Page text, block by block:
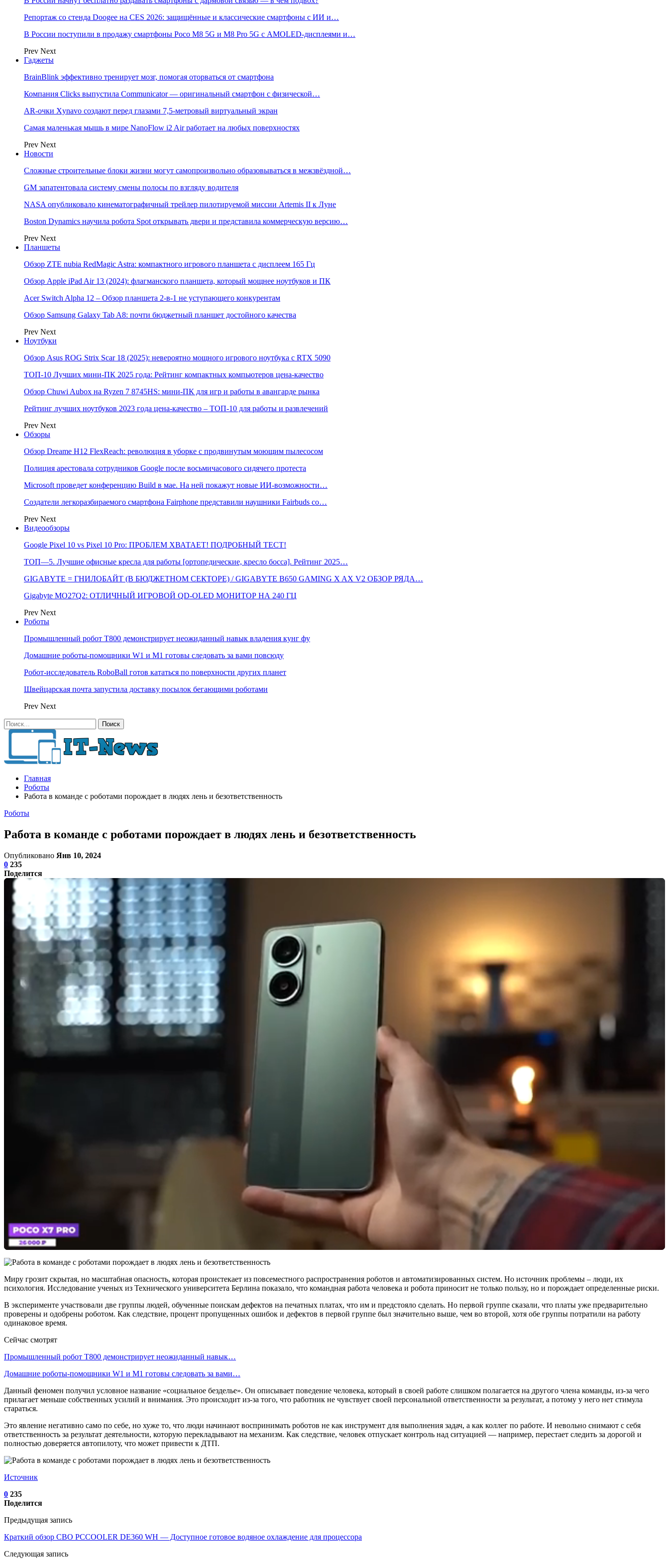
Репортаж со стенда Doogee на CES 2026: защищённые и классические смартфоны с ИИ и…
В России поступили в продажу смартфоны Poco M8 5G и M8 Pro 5G с AMOLED-дисплеями и…
Prev Next
Гаджеты
BrainBlink эффективно тренирует мозг, помогая оторваться от смартфона
Компания Clicks выпустила Communicator — оригинальный смартфон с физической…
AR-очки Xynavo создают перед глазами 7,5-метровый виртуальный экран
Самая маленькая мышь в мире NanoFlow i2 Air работает на любых поверхностях
Prev Next
Новости
Сложные строительные блоки жизни могут самопроизвольно образовываться в межзвёздной…
GM запатентовала систему смены полосы по взгляду водителя
NASA опубликовало кинематографичный трейлер пилотируемой миссии Artemis II к Луне
Boston Dynamics научила робота Spot открывать двери и представила коммерческую версию…
Prev Next
Планшеты
Обзор ZTE nubia RedMagic Astra: компактного игрового планшета с дисплеем 165 Гц
Обзор Apple iPad Air 13 (2024): флагманского планшета, который мощнее ноутбуков и ПК
Acer Switch Alpha 12 – Обзор планшета 2-в-1 не уступающего конкурентам
Обзор Samsung Galaxy Tab A8: почти бюджетный планшет достойного качества
Prev Next
Ноутбуки
Обзор Asus ROG Strix Scar 18 (2025): невероятно мощного игрового ноутбука с RTX 5090
ТОП-10 Лучших мини-ПК 2025 года: Рейтинг компактных компьютеров цена-качество
Обзор Chuwi Aubox на Ryzen 7 8745HS: мини-ПК для игр и работы в авангарде рынка
Рейтинг лучших ноутбуков 2023 года цена-качество – ТОП-10 для работы и развлечений
Prev Next
Обзоры
Обзор Dreame H12 FlexReach: революция в уборке с продвинутым моющим пылесосом
Полиция арестовала сотрудников Google после восьмичасового сидячего протеста
Microsoft проведет конференцию Build в мае. На ней покажут новые ИИ-возможности…
Создатели легкоразбираемого смартфона Fairphone представили наушники Fairbuds со…
Prev Next
Видеообзоры
Google Pixel 10 vs Pixel 10 Pro: ПРОБЛЕМ ХВАТАЕТ! ПОДРОБНЫЙ ТЕСТ!
ТОП—5. Лучшие офисные кресла для работы [ортопедические, кресло босса]. Рейтинг 2025…
GIGABYTE = ГНИЛОБАЙТ (В БЮДЖЕТНОМ СЕКТОРЕ) / GIGABYTE B650 GAMING X AX V2 ОБЗОР РЯДА…
Gigabyte MO27Q2: ОТЛИЧНЫЙ ИГРОВОЙ QD-OLED МОНИТОР НА 240 ГЦ
Prev Next
Роботы
Промышленный робот Т800 демонстрирует неожиданный навык владения кунг фу
Домашние роботы-помощники W1 и M1 готовы следовать за вами повсюду
Робот-исследователь RoboBall готов кататься по поверхности других планет
Швейцарская почта запустила доставку посылок бегающими роботами
Prev Next
Главная
Роботы
Работа в команде с роботами порождает в людях лень и безответственность
Роботы
Работа в команде с роботами порождает в людях лень и безответственность
Опубликовано Янв 10, 2024
0 235
Поделится
Миру грозит скрытая, но масштабная опасность, которая проистекает из повсеместного распространения роботов и автоматизированных систем. Но источник проблемы – люди, их
психология. Исследование ученых из Технического университета Берлина показало, что командная работа человека и робота приносит не только пользу, но и порождает определенные риски.
В эксперименте участвовали две группы людей, обученные поискам дефектов на печатных платах, что им и предстояло сделать. Но первой группе сказали, что платы уже предварительно
проверены и одобрены роботом. Как следствие, процент пропущенных ошибок и дефектов в первой группе был значительно выше, чем во второй, хотя обе группы потратили на работу
одинаковое время.
Сейчас смотрят
Промышленный робот Т800 демонстрирует неожиданный навык…
Домашние роботы-помощники W1 и M1 готовы следовать за вами…
Данный феномен получил условное название «социальное безделье». Он описывает поведение человека, который в своей работе слишком полагается на другого члена команды, из-за чего
прилагает меньше собственных усилий и внимания. Это происходит из-за того, что работник не чувствует своей персональной ответственности за результат, а потому у него нет стимула
стараться.
Это явление негативно само по себе, но хуже то, что люди начинают воспринимать роботов не как инструмент для выполнения задач, а как коллег по работе. И невольно снимают с себя
ответственность за результат деятельности, которую перекладывают на механизм. Как следствие, человек отпускает контроль над ситуацией — например, перестает следить за дорогой и
полностью доверяется автопилоту, что может привести к ДТП.
Источник
0 235
Поделится
Предыдущая запись
Краткий обзор СВО PCCOOLER DE360 WH — Доступное готовое водяное охлаждение для процессора
Следующая запись